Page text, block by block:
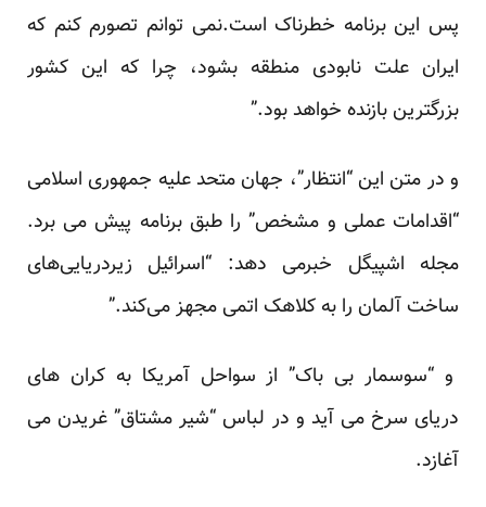
پس این برنامه خطرناک است.نمی توانم تصورم کنم که
ایران علت نابودی منطقه بشود، چرا که این کشور
بزرگترین بازنده خواهد بود.”
و در متن این “انتظار”، جهان متحد علیه جمهوری اسلامی
“اقدامات عملی و مشخص” را طبق برنامه پیش می برد.
مجله اشپیگل خبرمی دهد: “اسرائیل زیردریایی‌های
ساخت آلمان را به کلاهک اتمی مجهز می‌کند.”
و “سوسمار بی باک” از سواحل آمریکا به کران های
دریای سرخ می آید و در لباس “شیر مشتاق” غریدن می
آغازد.